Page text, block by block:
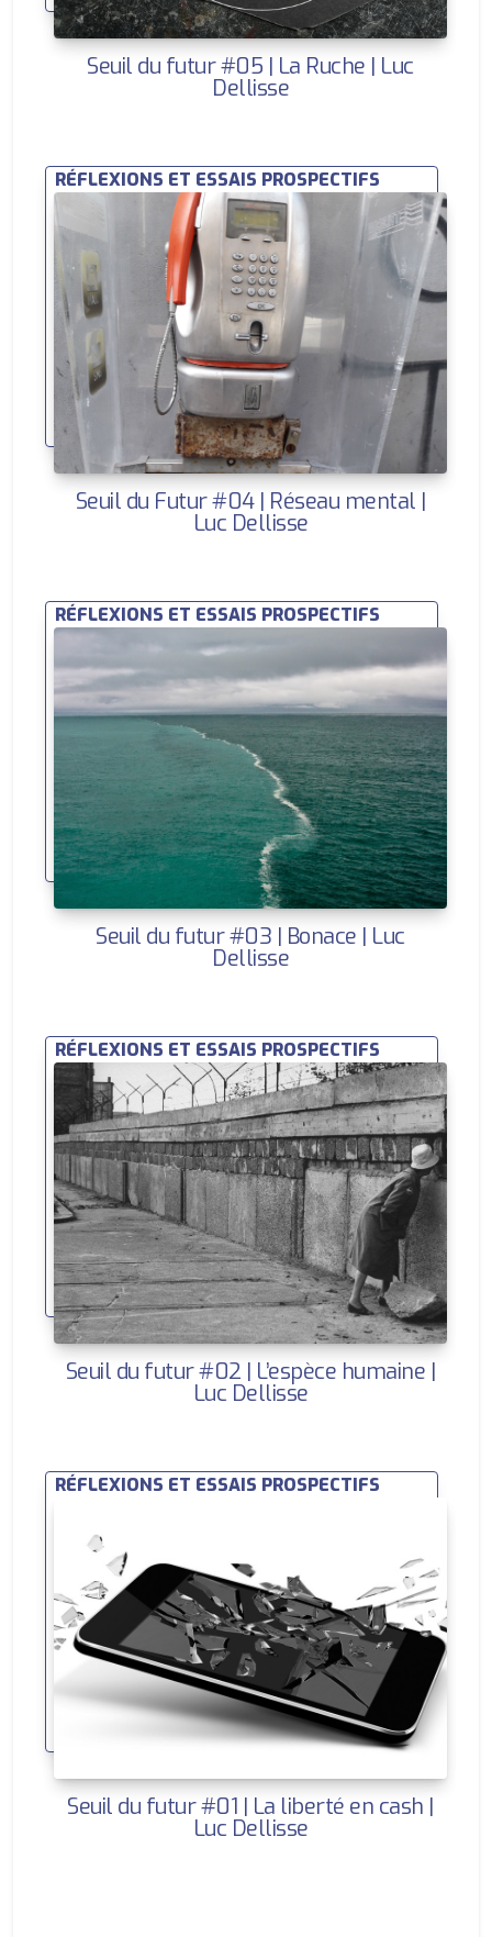
Seuil du futur #05 | La Ruche | Luc
Dellisse
RÉFLEXIONS ET ESSAIS PROSPECTIFS
Seuil du Futur #04 | Réseau mental |
Luc Dellisse
RÉFLEXIONS ET ESSAIS PROSPECTIFS
Seuil du futur #03 | Bonace | Luc
Dellisse
RÉFLEXIONS ET ESSAIS PROSPECTIFS
Seuil du futur #02 | L’espèce humaine |
Luc Dellisse
RÉFLEXIONS ET ESSAIS PROSPECTIFS
Seuil du futur #01 | La liberté en cash |
Luc Dellisse